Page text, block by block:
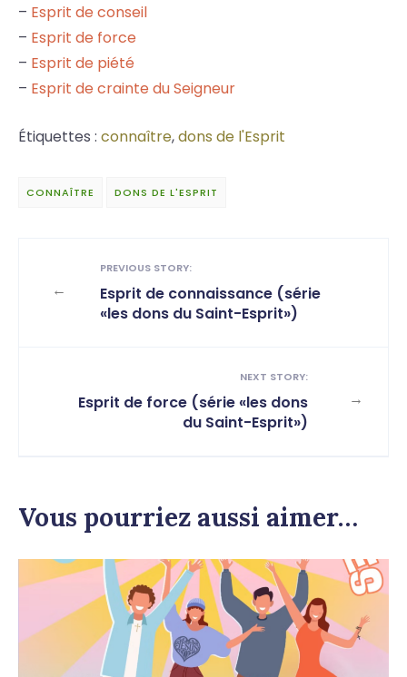
– Esprit de conseil
– Esprit de force
– Esprit de piété
– Esprit de crainte du Seigneur
Étiquettes : connaître,dons de l'Esprit
CONNAÎTRE DONS DE L'ESPRIT
←
PREVIOUS STORY:
Esprit de connaissance (série
«les dons du Saint-Esprit»)
→
NEXT STORY:
Esprit de force (série «les dons
du Saint-Esprit»)
Vous pourriez aussi aimer…